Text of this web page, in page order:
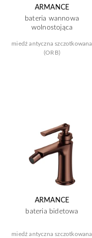
ARMANCE
bateria wannowa
wolnostojąca
miedź antyczna szczotkowana
(ORB)
ARMANCE
bateria bidetowa
miedź antyczna szczotkowana